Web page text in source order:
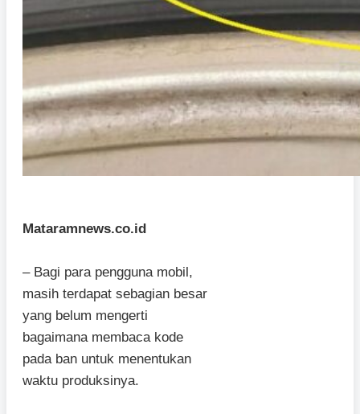
Mataramnews.co.id
– Bagi para pengguna mobil,
masih terdapat sebagian besar
yang belum mengerti
bagaimana membaca kode
pada ban untuk menentukan
waktu produksinya.